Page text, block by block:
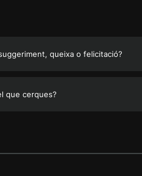
queixa o felicitació?
que cerques?